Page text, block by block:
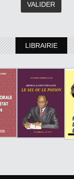
LIBRAIRIE